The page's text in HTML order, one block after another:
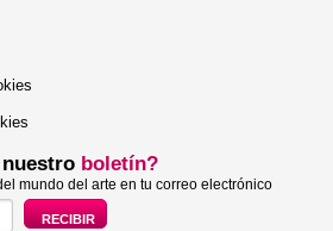
boletín?
mundo del arte en tu correo electrónico